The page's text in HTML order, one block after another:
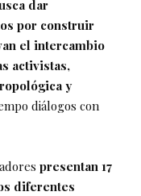
dar
por construir
el intercambio
activistas,
y
diálogos con
presentan 17
diferentes